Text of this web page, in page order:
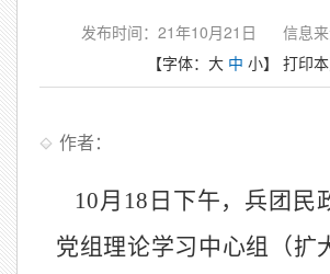
发布时间：21年10月21日 信息来
【字体： 大 中 小】 打印
作者：
10月18日下午，兵团民
党组理论学习中心组（扩